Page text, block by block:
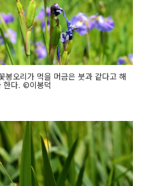
봉오리가 먹을 머금은 붓과 같다고 해
한다. ©이봉덕